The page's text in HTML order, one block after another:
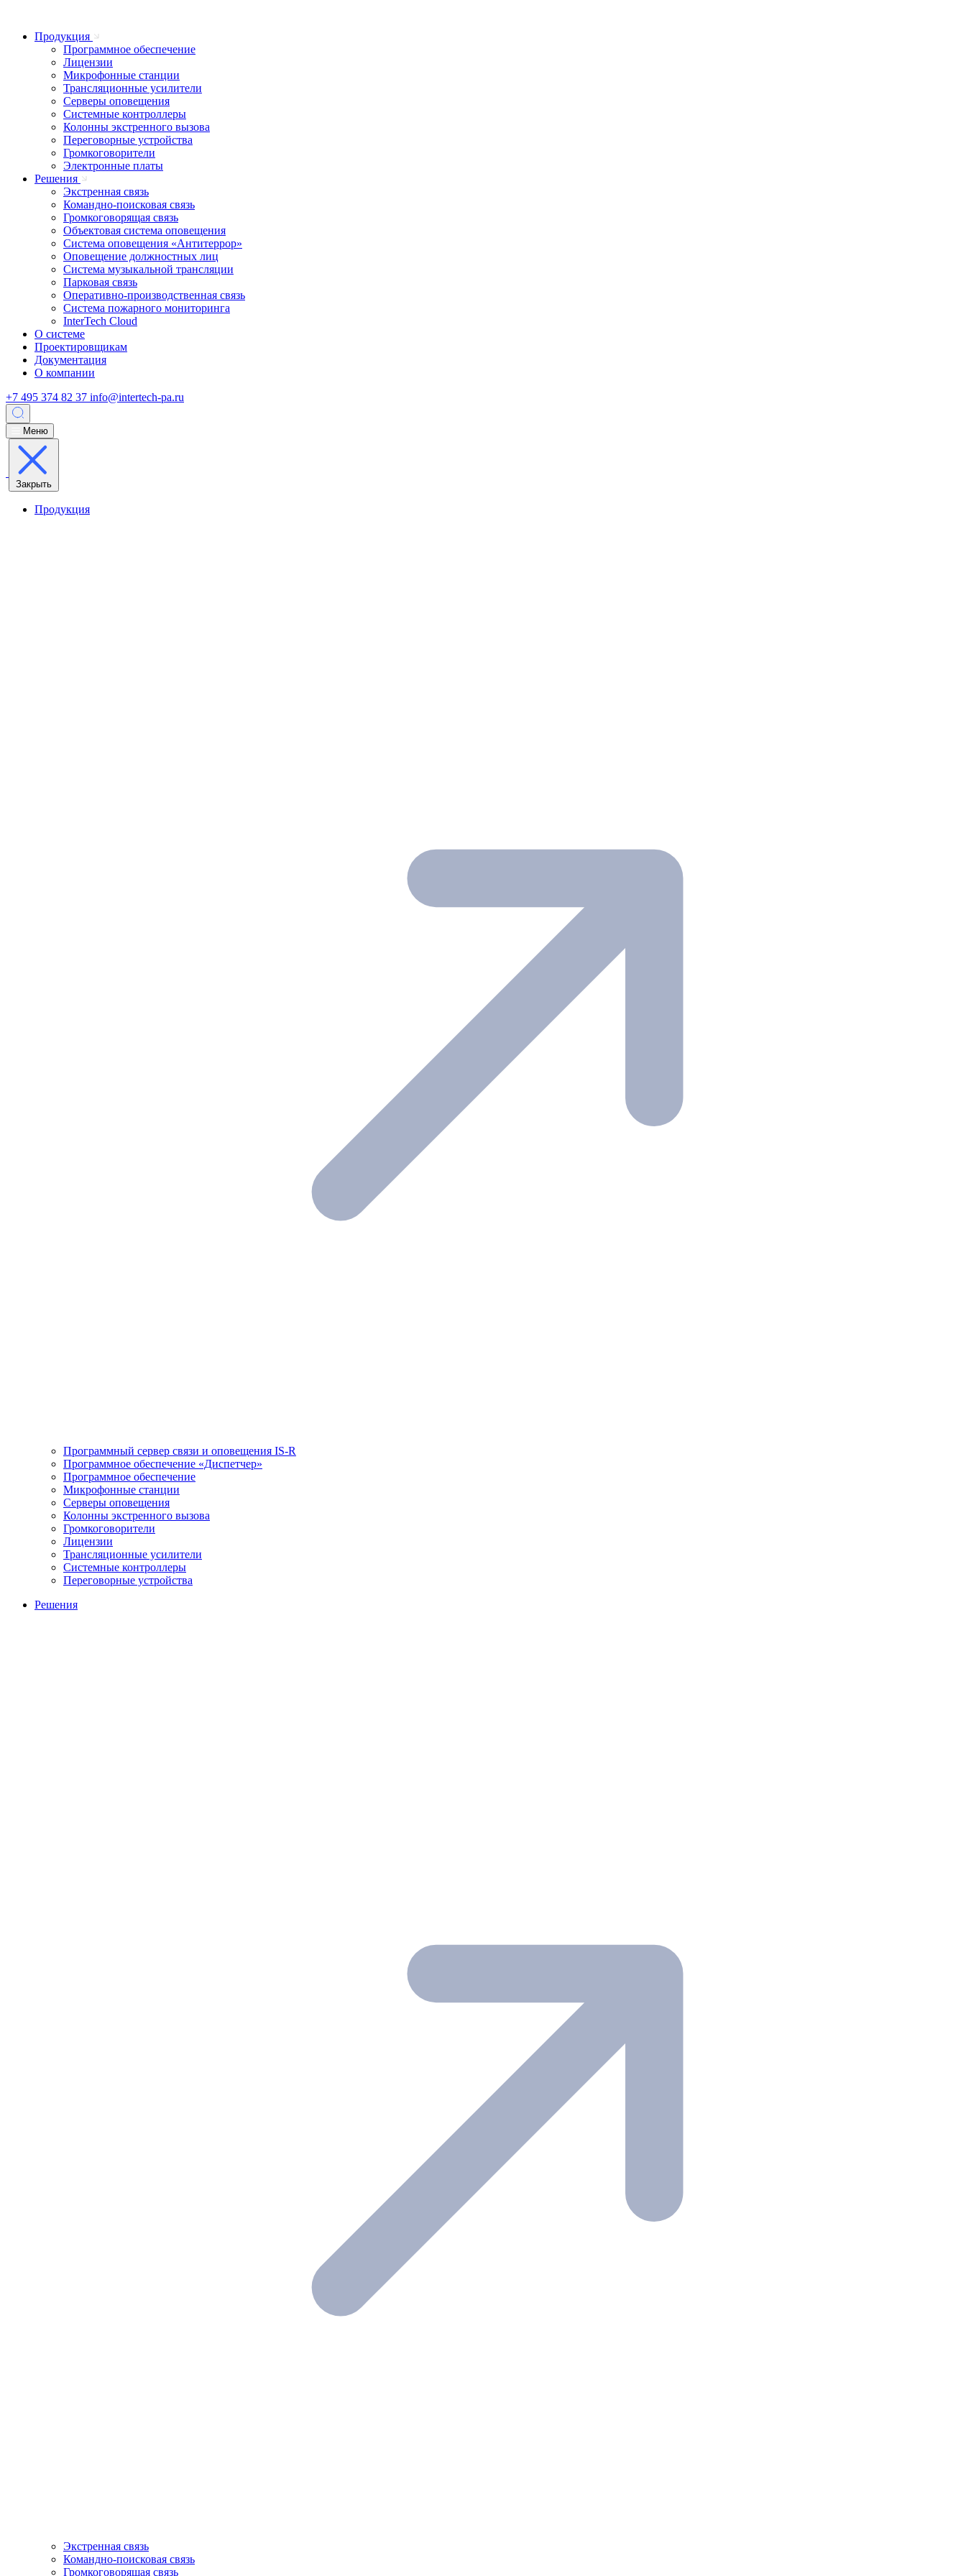
Продукция
Программное обеспечение
Лицензии
Микрофонные станции
Трансляционные усилители
Серверы оповещения
Системные контроллеры
Колонны экстренного вызова
Переговорные устройства
Громкоговорители
Электронные платы
Решения
Экстренная связь
Командно-поисковая связь
Громкоговорящая связь
Объектовая система оповещения
Система оповещения «Антитеррор»
Оповещение должностных лиц
Система музыкальной трансляции
Парковая связь
Оперативно-производственная связь
Система пожарного мониторинга
InterTech Cloud
О системе
Проектировщикам
Документация
О компании
+7 495 374 82 37 info@intertech-pa.ru
Меню
Закрыть
Продукция
Программный сервер связи и оповещения IS-R
Программное обеспечение «Диспетчер»
Программное обеспечение
Микрофонные станции
Серверы оповещения
Колонны экстренного вызова
Громкоговорители
Лицензии
Трансляционные усилители
Системные контроллеры
Переговорные устройства
Решения
Экстренная связь
Командно-поисковая связь
Громкоговорящая связь